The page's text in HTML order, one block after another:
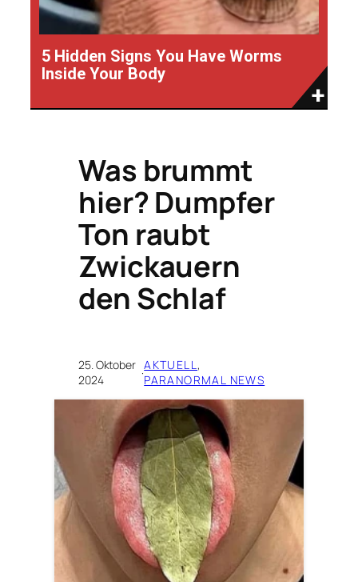
5 Hidden Signs You Have Worms
Inside Your Body
Was brummt
hier? Dumpfer
Ton raubt
Zwickauern
den Schlaf
25. Oktober
2024
·AKTUELL
PARANORMAL NEWS